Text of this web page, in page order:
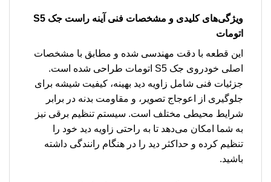
ویژگی‌های کلیدی و مشخصات فنی
آینه راست جک S5
اتومات
این قطعه با دقت مهندسی شده و مطابق با مشخصات
اصلی خودروی جک S5 اتومات طراحی شده است.
جزئیات فنی شامل زاویه دید بهینه، کیفیت شیشه برای
جلوگیری از اعوجاج تصویر، و مقاومت بدنه در برابر
شرایط محیطی مختلف است. سیستم تنظیم برقی نیز
به شما امکان می‌دهد تا به راحتی زاویه دید خود را
تنظیم کرده و حداکثر دید را در هنگام رانندگی داشته
باشید.